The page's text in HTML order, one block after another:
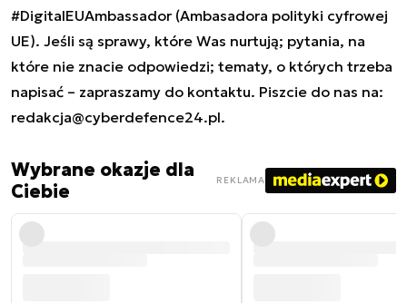
#DigitalEUAmbassador (Ambasadora polityki cyfrowej
UE). Jeśli są sprawy, które Was nurtują; pytania, na
które nie znacie odpowiedzi; tematy, o których trzeba
napisać – zapraszamy do kontaktu. Piszcie do nas na:
redakcja@cyberdefence24.pl.
Wybrane okazje dla
Ciebie
REKLAMA